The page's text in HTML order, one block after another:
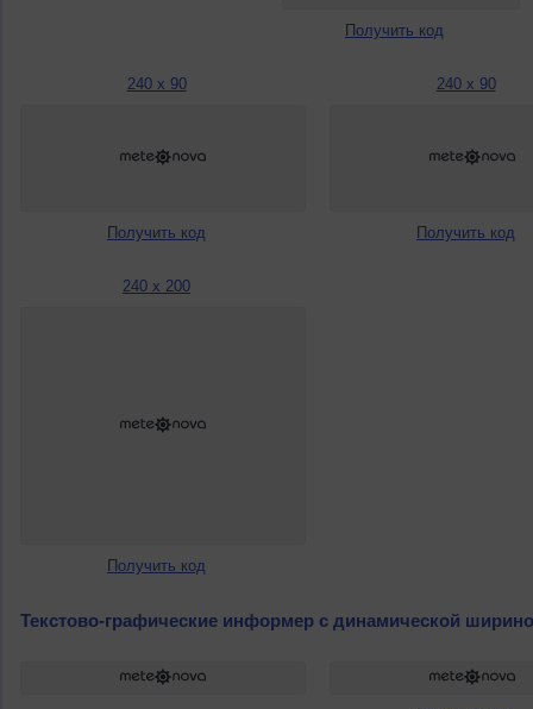
Получить код
240 x 90
Получить код
240 x 90
Получить код
240 x 200
Получить код
Текстово-графические информер с динамической